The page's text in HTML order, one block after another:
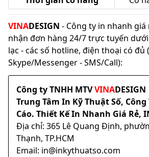
VINADESIGN - Công ty in nhanh
nhận đơn hàng 24/7 trực tuyến
lạc - các số hotline, điện thoại có đủ
Skype/Messenger - SMS/Call):
Công ty TNHH MTVVINADESIGN
Trung Tâm In Kỹ Thuật Số,
Cáo. Thiết Kế In Nhanh Giá Rẻ,
Địa chỉ: 365 Lê Quang Định,
Thạnh, TP.HCM
Email: in@inkythuatso.com